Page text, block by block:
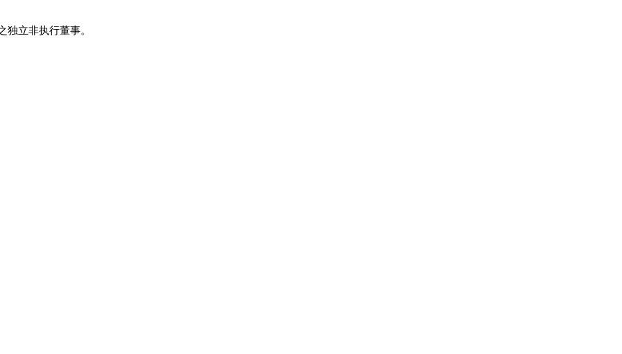
立非执行董事。